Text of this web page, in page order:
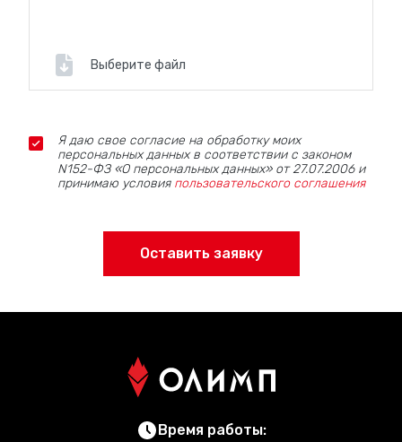
Выберите файл
Я даю свое согласие на обработку моих
персональных данных в соответствии с законом
N152-ФЗ «О персональных данных» от 27.07.2006 и
принимаю условия пользовательского соглашения
Оставить заявку
Время работы: